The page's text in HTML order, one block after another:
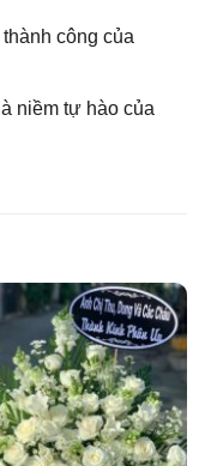
công của
niềm tự hào của